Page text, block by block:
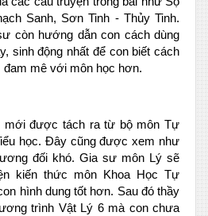
Sanh, Sơn Tinh - Thủy Tinh.
còn hướng dẫn con cách dùng
sinh động nhất để con biết cách
đam mê với môn học hơn.
mới được tách ra từ bộ môn Tự
học. Đây cũng được xem như
đối khó. Gia sư môn Lý sẽ
kiến thức môn Khoa Học Tự
hình dung tốt hơn. Sau đó thầy
trình Vật Lý 6 mà con chưa